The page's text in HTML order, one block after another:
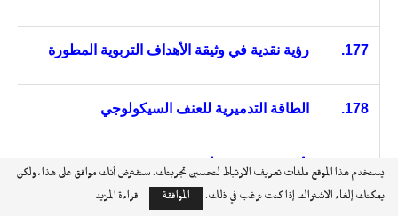
177. رؤية نقدية في وثيقة الأهداف التربوية المطورة
178. الطاقة التدميرية للعنف السيكولوجي
179. تأملات الواقع المأزوم للمدرسة العربية
يستخدم هذا الموقع ملفات تعريف الارتباط لتحسين تجربتك. سنفترض أنك موافق على هذا ، ولكن
يمكنك إلغاء الاشتراك إذا كنت ترغب في ذلك.
الموافقة قراءة المزيد